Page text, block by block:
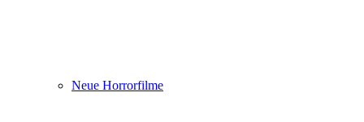
Neue Horrorfilme